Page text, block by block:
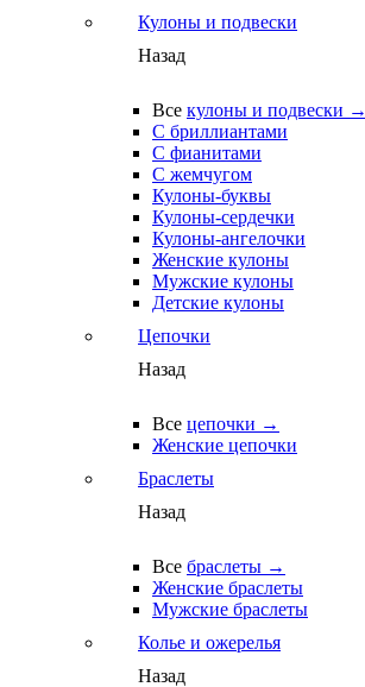
Кулоны и подвески
Назад
Все кулоны и подвески →
С бриллиантами
С фианитами
С жемчугом
Кулоны-буквы
Кулоны-сердечки
Кулоны-ангелочки
Женские кулоны
Мужские кулоны
Детские кулоны
Цепочки
Назад
Все цепочки →
Женские цепочки
Браслеты
Назад
Все браслеты →
Женские браслеты
Мужские браслеты
Колье и ожерелья
Назад